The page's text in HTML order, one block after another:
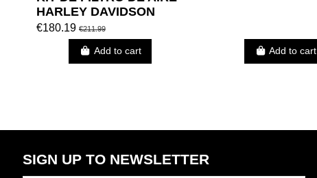
HARLEY DAVIDSON
FASE I SCREAMIN´
EAGLE XL (CROMADO)
€180.19 €211.99
Add to cart Add to cart
SIGN UP TO NEWSLETTER